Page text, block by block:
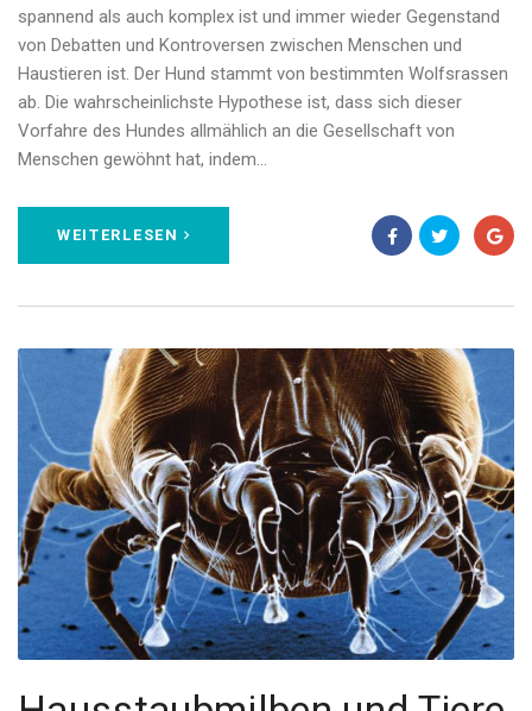
spannend als auch komplex ist und immer wieder Gegenstand
von Debatten und Kontroversen zwischen Menschen und
Haustieren ist. Der Hund stammt von bestimmten Wolfsrassen
ab. Die wahrscheinlichste Hypothese ist, dass sich dieser
Vorfahre des Hundes allmählich an die Gesellschaft von
Menschen gewöhnt hat, indem…
WEITERLESEN